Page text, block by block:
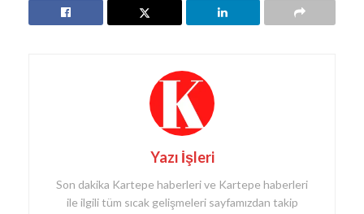
Yazı İşleri
Son dakika Kartepe haberleri ve Kartepe haberleri
ile ilgili tüm sıcak gelişmeleri sayfamızdan takip